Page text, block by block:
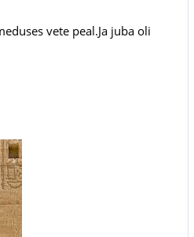
vete peal.Ja juba oli